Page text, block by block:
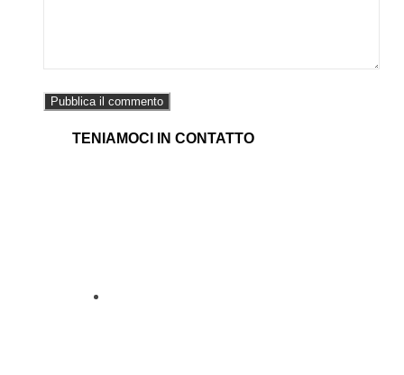
TENIAMOCI IN CONTATTO